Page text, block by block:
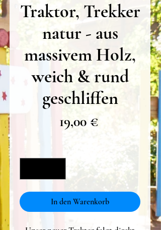
Traktor, Trekker
natur - aus
massivem Holz,
weich & rund
geschliffen
19,00 €Preis
In den Warenkorb